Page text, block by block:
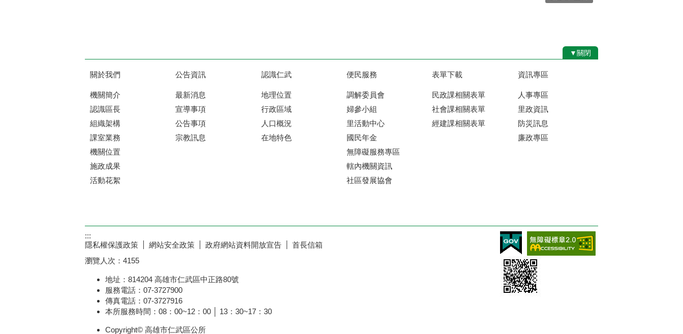
▼關閉
關於我們
機關簡介
認識區長
組織架構
課室業務
機關位置
施政成果
活動花絮
公告資訊
最新消息
宣導事項
公告事項
宗教訊息
認識仁武
地理位置
行政區域
人口概況
在地特色
便民服務
調解委員會
婦參小組
里活動中心
國民年金
無障礙服務專區
轄內機關資訊
社區發展協會
表單下載
民政課相關表單
社會課相關表單
經建課相關表單
資訊專區
人事專區
里政資訊
防災訊息
廉政專區
:::
隱私權保護政策
網站安全政策 政府網站資料開放宣告
首長信箱
瀏覽人次： 4155
地址：814204 高雄市仁武區中正路80號
服務電話：07-3727900
傳真電話：07-3727916
本所服務時間：08：00~12：00 │ 13：30~17：30
Copyright© 高雄市仁武區公所